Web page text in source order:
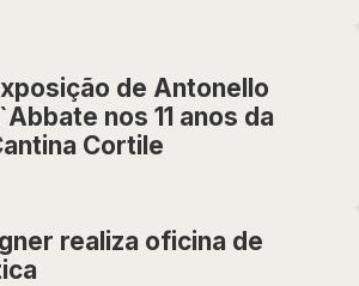
de Antonello
nos 11 anos da
Cortile
realiza oficina de